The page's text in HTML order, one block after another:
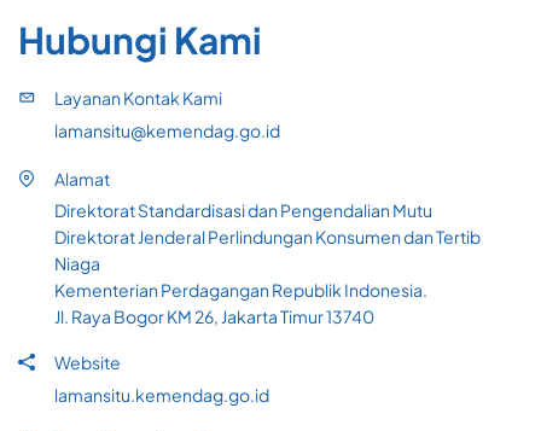
Hubungi Kami
Layanan Kontak Kami
lamansitu@kemendag.go.id
Alamat
Direktorat Standardisasi dan Pengendalian Mutu
Direktorat Jenderal Perlindungan Konsumen dan Tertib
Niaga
Kementerian Perdagangan Republik Indonesia.
Jl. Raya Bogor KM 26, Jakarta Timur 13740
Website
lamansitu.kemendag.go.id